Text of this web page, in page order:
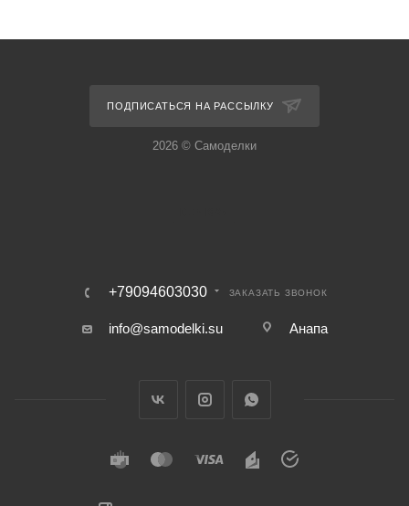
ПОДПИСАТЬСЯ НА РАССЫЛКУ
2026 © Самоделки
+79094603030 ЗАКАЗАТЬ ЗВОНОК
info@samodelki.su Анапа